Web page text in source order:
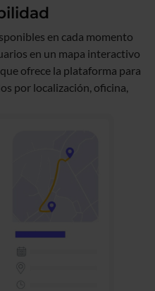
en cada momento
en un mapa interactivo
ofrece la plataforma para
por localización, oficina,